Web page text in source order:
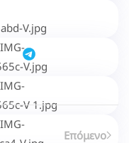
μπορείτε να
Επόμενο